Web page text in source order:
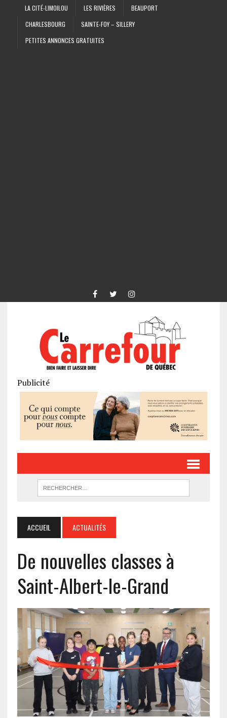
LA CITÉ-LIMOILOU LES RIVIÈRES
BEAUPORT
CHARLESBOURG
SAINTE-FOY – SILLERY
PETITES ANNONCES GRATUITES
Publicité
ACCUEIL ACTUALITÉS
De nouvelles classes à
Saint-Albert-le-Grand